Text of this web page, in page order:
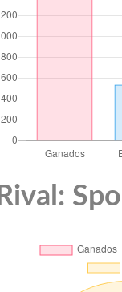
Rival: